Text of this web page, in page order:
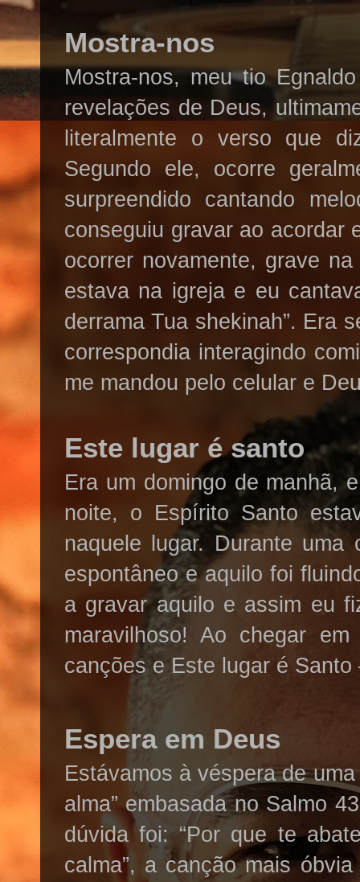
Mostra-nos
Mostra-nos, meu tio
revelações de Deus,
literalmente o verso que
Segundo ele, ocorre
surpreendido cantando
conseguiu gravar ao acordar
ocorrer novamente, grave
estava na igreja e eu
derrama Tua shekinah”. Era
correspondia interagindo
me mandou pelo celular e
Este lugar é santo
Era um domingo de manhã,
noite, o Espírito Santo
naquele lugar. Durante
espontâneo e aquilo foi
a gravar aquilo e assim eu
maravilhoso! Ao chegar
canções e Este lugar é
Espera em Deus
Estávamos à véspera de
alma” embasada no Salmo
dúvida foi: “Por que te
calma”, a canção mais